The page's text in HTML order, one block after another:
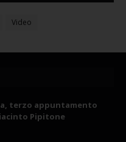
Video
terzo appuntamento
Pipitone